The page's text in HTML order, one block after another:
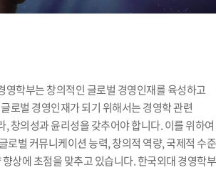
영학부는 창의적인 글로벌 경영인재를 육성하고
로벌 경영인재가 되기 위해서는 경영학 관련
, 창의성과 윤리성을 갖추어야 합니다. 이를 위하여
로벌 커뮤니케이션 능력, 창의적 역량, 국제적 수
상에 초점을 맞추고 있습니다. 한국외대 경영학